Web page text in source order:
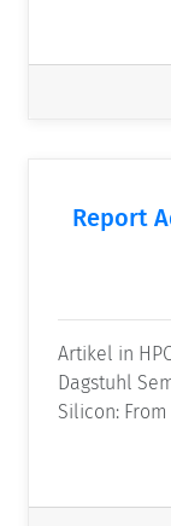
Report
Artikel in
Dagstuhl
Silicon: From